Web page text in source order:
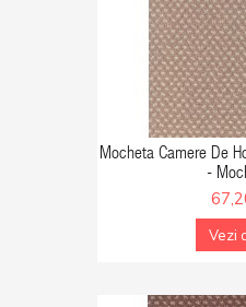
Mocheta Camere De
-
Vezi